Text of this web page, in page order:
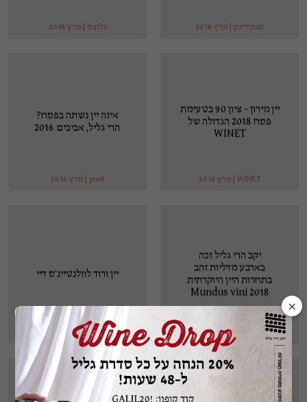
סנהדרינק | מרץ 2018 גלובס | מרץ 2018
יין מירון - ציון 90 בטעימת
פסח 2018 הגדולה של
WINET
WINET | מרץ 2018
איזה יין נשתה בפסח?
הרי גליל, אביבים 2016
ynet | מרץ 2016
יקב הרי גליל זכה
בארבע מדליות זהב
בתחרות היין היוקרתית
Mundus vini 2018
על היין | מרץ 2018
יין ורוד לוולנטיינ’ס דיי
סנהדרינק | פברואר 2018
×